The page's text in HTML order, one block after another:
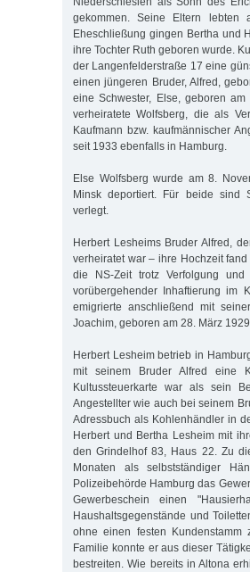
gekommen. Seine Eltern lebten
Eheschließung gingen Bertha und
ihre Tochter Ruth geboren wurde.
der Langenfelderstraße 17 eine
einen jüngeren Bruder, Alfred,
eine Schwester, Else, geboren
verheiratete Wolfsberg, die als
Kaufmann bzw. kaufmännischer
seit 1933 ebenfalls in Hamburg.
Else Wolfsberg wurde am 8.
Minsk deportiert. Für beide sind
verlegt.
Herbert Lesheims Bruder Alfred,
verheiratet war – ihre Hochzeit
die NS-Zeit trotz Verfolgung
vorübergehender Inhaftierung im
emigrierte anschließend mit
Joachim, geboren am 28. März
Herbert Lesheim betrieb in
mit seinem Bruder Alfred eine
Kultussteuerkarte war als sein
Angestellter wie auch bei seinem
Adressbuch als Kohlenhändler in
Herbert und Bertha Lesheim mit
den Grindelhof 83, Haus 22. Zu
Monaten als selbstständiger
Polizeibehörde Hamburg das
Gewerbeschein einen
Haushaltsgegenstände und
ohne einen festen
Familie konnte er aus dieser
bestreiten. Wie bereits in Altona